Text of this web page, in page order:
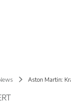
Aston Martin: